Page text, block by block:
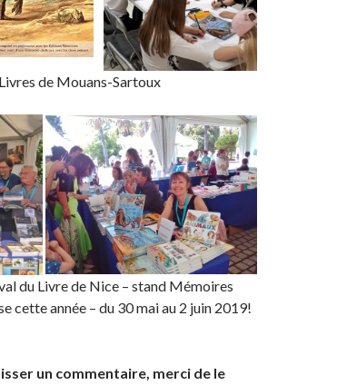
de Mouans-Sartoux
du Livre de Nice – stand Mémoires
cette année – du 30 mai au 2 juin 2019!
un commentaire, merci de le